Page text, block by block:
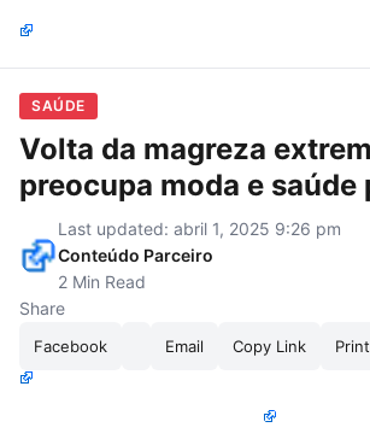
SAÚDE
Volta da magreza
preocupa moda e saúde
Last updated: abril 1, 2025 9:26 pm
Conteúdo Parceiro
2 Min Read
Share
Facebook Email Copy Link Print